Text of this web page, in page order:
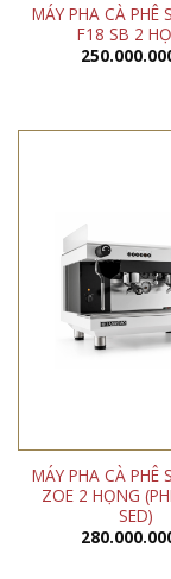
MÁY PHA CÀ PHÊ
F18 SB 2
MÁY PHA CÀ PHÊ
ZOE 2 HỌNG
SED)